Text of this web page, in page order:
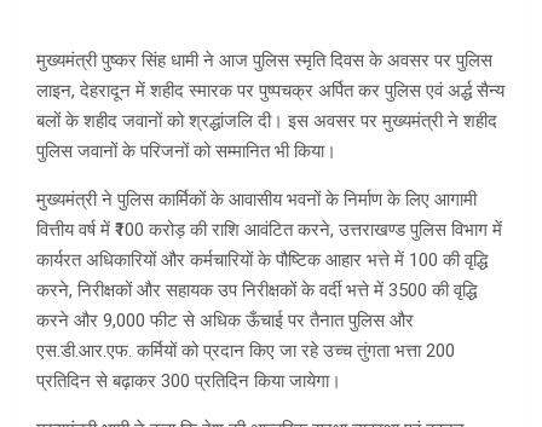
मुख्यमंत्री पुष्कर सिंह धामी ने आज पुलिस स्मृति दिवस के अवसर पर पुलिस
लाइन, देहरादून में शहीद स्मारक पर पुष्पचक्र अर्पित कर पुलिस एवं अर्द्ध सैन्य
बलों के शहीद जवानों को श्रद्धांजलि दी। इस अवसर पर मुख्यमंत्री ने शहीद
पुलिस जवानों के परिजनों को सम्मानित भी किया।
मुख्यमंत्री ने पुलिस कार्मिकों के आवासीय भवनों के निर्माण के लिए आगामी
वित्तीय वर्ष में ₹100 करोड़ की राशि आवंटित करने, उत्तराखण्ड पुलिस विभाग में
कार्यरत अधिकारियों और कर्मचारियों के पौष्टिक आहार भत्ते में 100 की वृद्धि
करने, निरीक्षकों और सहायक उप निरीक्षकों के वर्दी भत्ते में 3500 की वृद्धि
करने और 9,000 फीट से अधिक ऊँचाई पर तैनात पुलिस और
एस.डी.आर.एफ. कर्मियों को प्रदान किए जा रहे उच्च तुंगता भत्ता 200
प्रतिदिन से बढ़ाकर 300 प्रतिदिन किया जायेगा।